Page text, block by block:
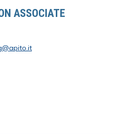
ASSOCIATE